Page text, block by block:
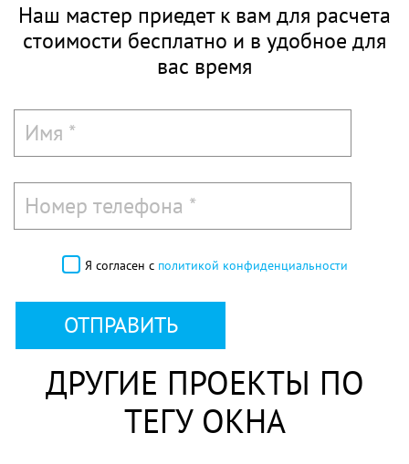
Наш мастер приедет к вам для расчета
стоимости бесплатно и в удобное для
вас время
Я согласен с политикой конфиденциальности
ОТПРАВИТЬ
ДРУГИЕ ПРОЕКТЫ ПО
ТЕГУ ОКНА